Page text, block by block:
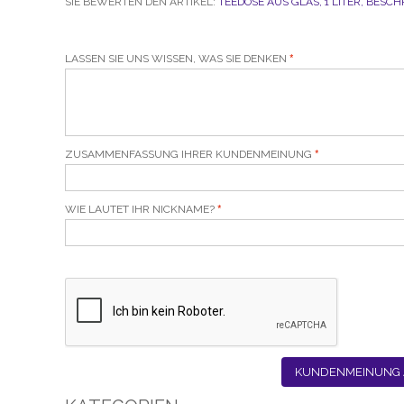
LASSEN SIE UNS WISSEN, WAS SIE DENKEN
ZUSAMMENFASSUNG IHRER KUNDENMEINUNG
WIE LAUTET IHR NICKNAME?
KUNDENMEINUNG